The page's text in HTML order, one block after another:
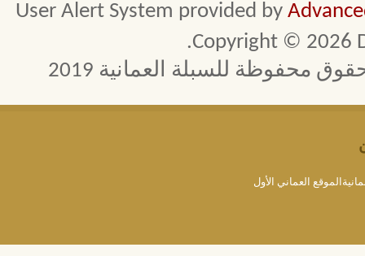
User Alert System provided by
Copyright © 2026
محفوظة للسبلة العمانية 2019
العماني الأول